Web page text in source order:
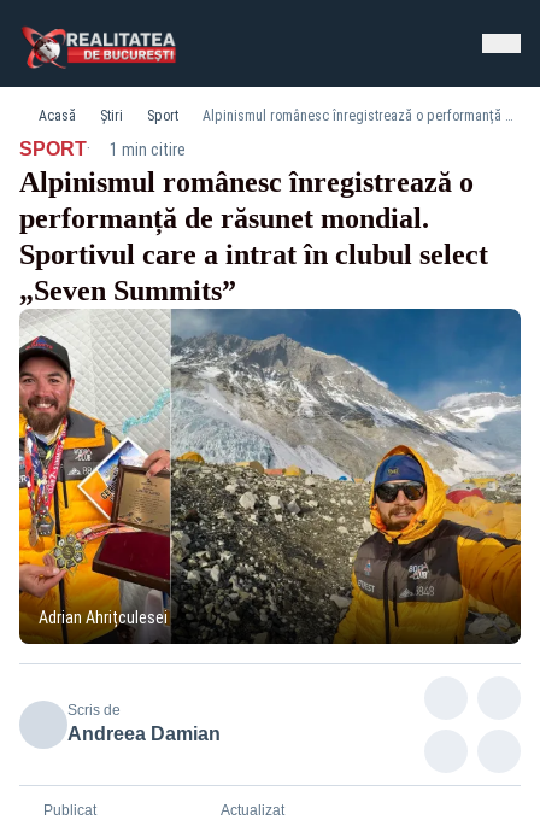
Acasă Știri Sport Alpinismul românesc înregistrează o performanță de răsunet mondial. Sportivul care a intrat în clubul select „Seven Summits”
SPORT· 1 min citire
Alpinismul românesc înregistrează o
performanță de răsunet mondial.
Sportivul care a intrat în clubul select
„Seven Summits”
Adrian Ahrițculesei
Scris de
Andreea Damian
Publicat Actualizat